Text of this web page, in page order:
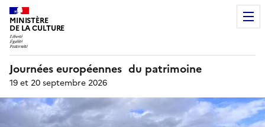
MINISTÈRE
DE LA CULTURE
Journées européennes du patrimoine
19 et 20 septembre 2026